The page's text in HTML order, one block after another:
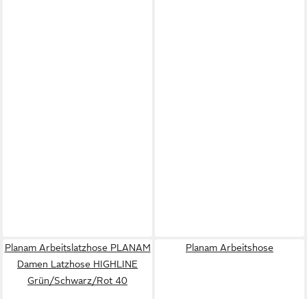
Planam Arbeitslatzhose PLANAM
Damen Latzhose HIGHLINE
Grün/Schwarz/Rot 40
Planam Arbeitshose